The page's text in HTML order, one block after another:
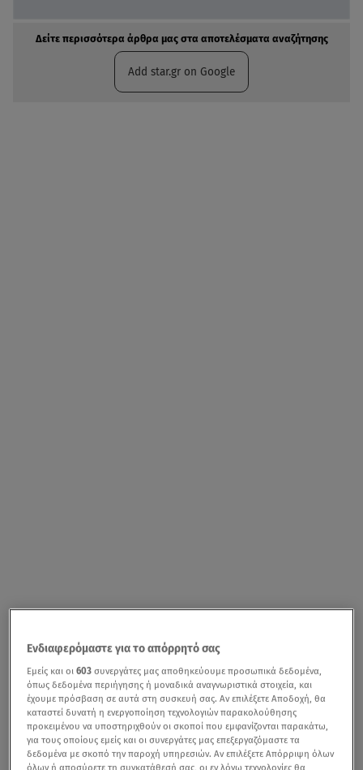
Δείτε περισσότερα άρθρα μας στα αποτελέσματα αναζήτησης
Add star.gr on Google
Ενδιαφερόμαστε για το απόρρητό σας
Εμείς και οι603 συνεργάτες μας αποθηκεύουμε προσωπικά δεδομένα,
όπως δεδομένα περιήγησης ή μοναδικά αναγνωριστικά στοιχεία, και
έχουμε πρόσβαση σε αυτά στη συσκευή σας. Αν επιλέξετε Αποδοχή, θα
καταστεί δυνατή η ενεργοποίηση τεχνολογιών παρακολούθησης
προκειμένου να υποστηριχθούν οι σκοποί που εμφανίζονται παρακάτω,
για τους οποίους εμείς και οι συνεργάτες μας επεξεργαζόμαστε τα
δεδομένα με σκοπό την παροχή υπηρεσιών. Αν επιλέξετε Απόρριψη όλων
όλων ή αποσύρετε τη συγκατάθεσή σας, οι εν λόγω τεχνολογίες θα